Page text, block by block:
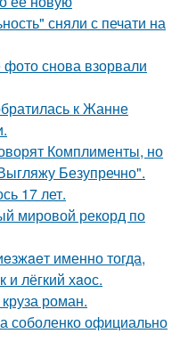
сняли с печати на
снова взорвали
к Жанне
Комплименты, но
Безупречно".
17 лет.
мировой рекорд по
именно тогда,
и лёгкий хaoс.
роман.
соболенко официально